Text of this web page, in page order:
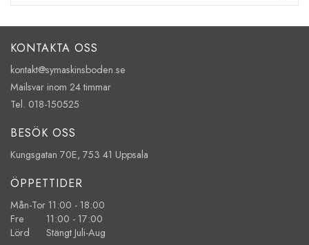
KONTAKTA OSS
kontakt@symaskinsboden.se
Mailsvar inom 24 timmar
Tel. 018-150525
BESÖK OSS
Kungsgatan 70E, 753 41 Uppsala
ÖPPETTIDER
Mån-Tor 11:00 - 18:00
Fre 11:00 - 17:00
Lörd Stängt Juli-Aug